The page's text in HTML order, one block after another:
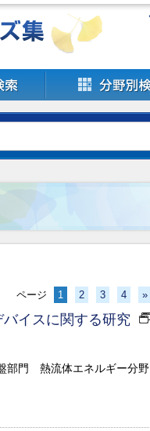
ページ 1 2 3 4 »
イスに関する研究
部門 熱流体エネルギー分野